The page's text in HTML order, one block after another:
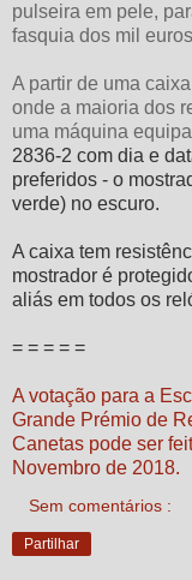
pulseira em pele,
fasquia dos mil
A partir de uma
onde a maioria dos
uma máquina
2836-2 com dia e
preferidos - o
verde) no escuro.
A caixa tem
mostrador é
aliás em todos os
= = = = =
A votação para a
Grande Prémio de
Canetas pode ser
Novembro de 2018.
Sem comentários :
Partilhar